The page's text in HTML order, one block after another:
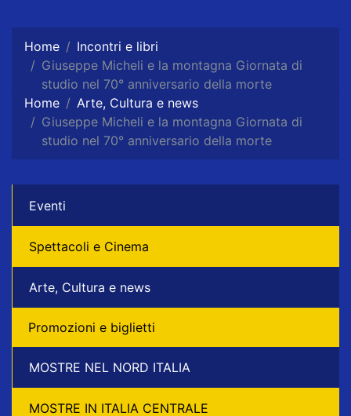
Home
Incontri e libri
Giuseppe Micheli e la montagna Giornata di
studio nel 70° anniversario della morte
Home
Arte, Cultura e news
Giuseppe Micheli e la montagna Giornata di
studio nel 70° anniversario della morte
Eventi
Spettacoli e Cinema
Arte, Cultura e news
Promozioni e biglietti
MOSTRE NEL NORD ITALIA
MOSTRE IN ITALIA CENTRALE